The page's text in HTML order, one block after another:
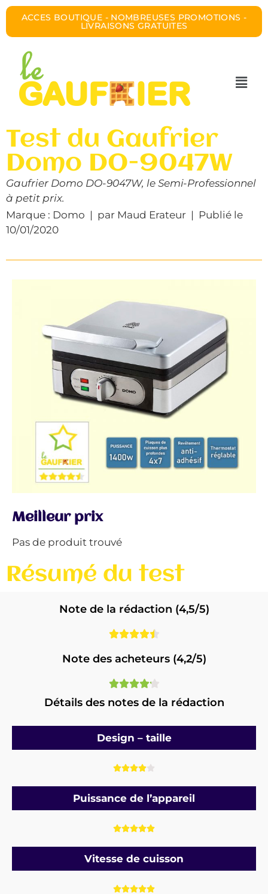
ACCES BOUTIQUE - NOMBREUSES PROMOTIONS -
LIVRAISONS GRATUITES
Test du Gaufrier
Domo DO-9047W
Gaufrier Domo DO-9047W, le Semi-Professionnel
à petit prix.
Marque : Domo | par Maud Erateur | Publié le
10/01/2020
Meilleur prix
Pas de produit trouvé
Résumé du test
Note de la rédaction (4,5/5)

Note des acheteurs (4,2/5)

Détails des notes de la rédaction
Design – taille

Puissance de l’appareil

Vitesse de cuisson
